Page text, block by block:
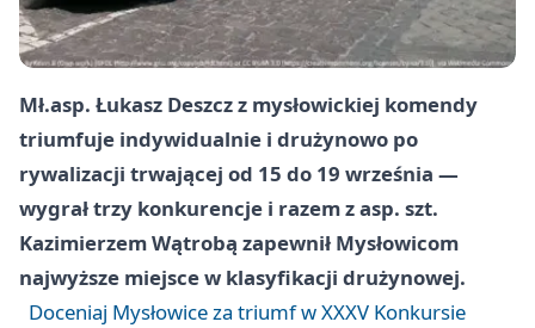
Mł.asp. Łukasz Deszcz z mysłowickiej komendy
triumfuje indywidualnie i drużynowo po
rywalizacji trwającej od 15 do 19 września —
wygrał trzy konkurencje i razem z asp. szt.
Kazimierzem Wątrobą zapewnił Mysłowicom
najwyższe miejsce w klasyfikacji drużynowej.
Doceniaj Mysłowice za triumf w XXXV Konkursie